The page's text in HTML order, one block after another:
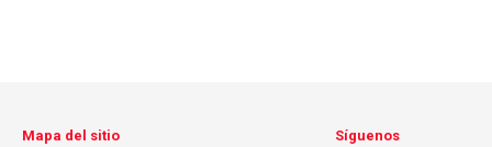
Mapa del sitio Síguenos